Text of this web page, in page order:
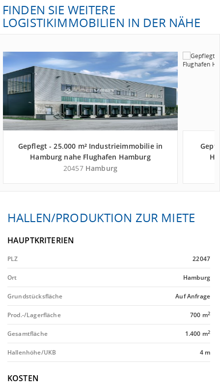
FINDEN SIE WEITERE
LOGISTIKIMMOBILIEN IN DER NÄHE
Gepflegt - 25.000 m² Industrieimmobilie in
Hamburg nahe Flughafen Hamburg
20457 Hamburg
HALLEN/PRODUKTION ZUR MIETE
HAUPTKRITERIEN
PLZ 22047
Ort Hamburg
Grundstücksfläche Auf Anfrage
Prod.-/Lagerfläche 700 m2
Gesamtfläche 1.400 m2
Hallenhöhe/UKB 4 m
KOSTEN